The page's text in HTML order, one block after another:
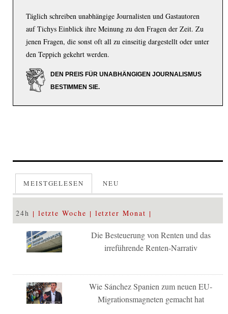
Täglich schreiben unabhängige Journalisten und Gastautoren
auf Tichys Einblick ihre Meinung zu den Fragen der Zeit. Zu
jenen Fragen, die sonst oft all zu einseitig dargestellt oder unter
den Teppich gekehrt werden.
DEN PREIS FÜR UNABHÄNGIGEN JOURNALISMUS
BESTIMMEN SIE.
MEISTGELESEN NEU
24h letzte Woche letzter Monat
Die Besteuerung von Renten und das
irreführende Renten-Narrativ
Wie Sánchez Spanien zum neuen EU-
Migrationsmagneten gemacht hat